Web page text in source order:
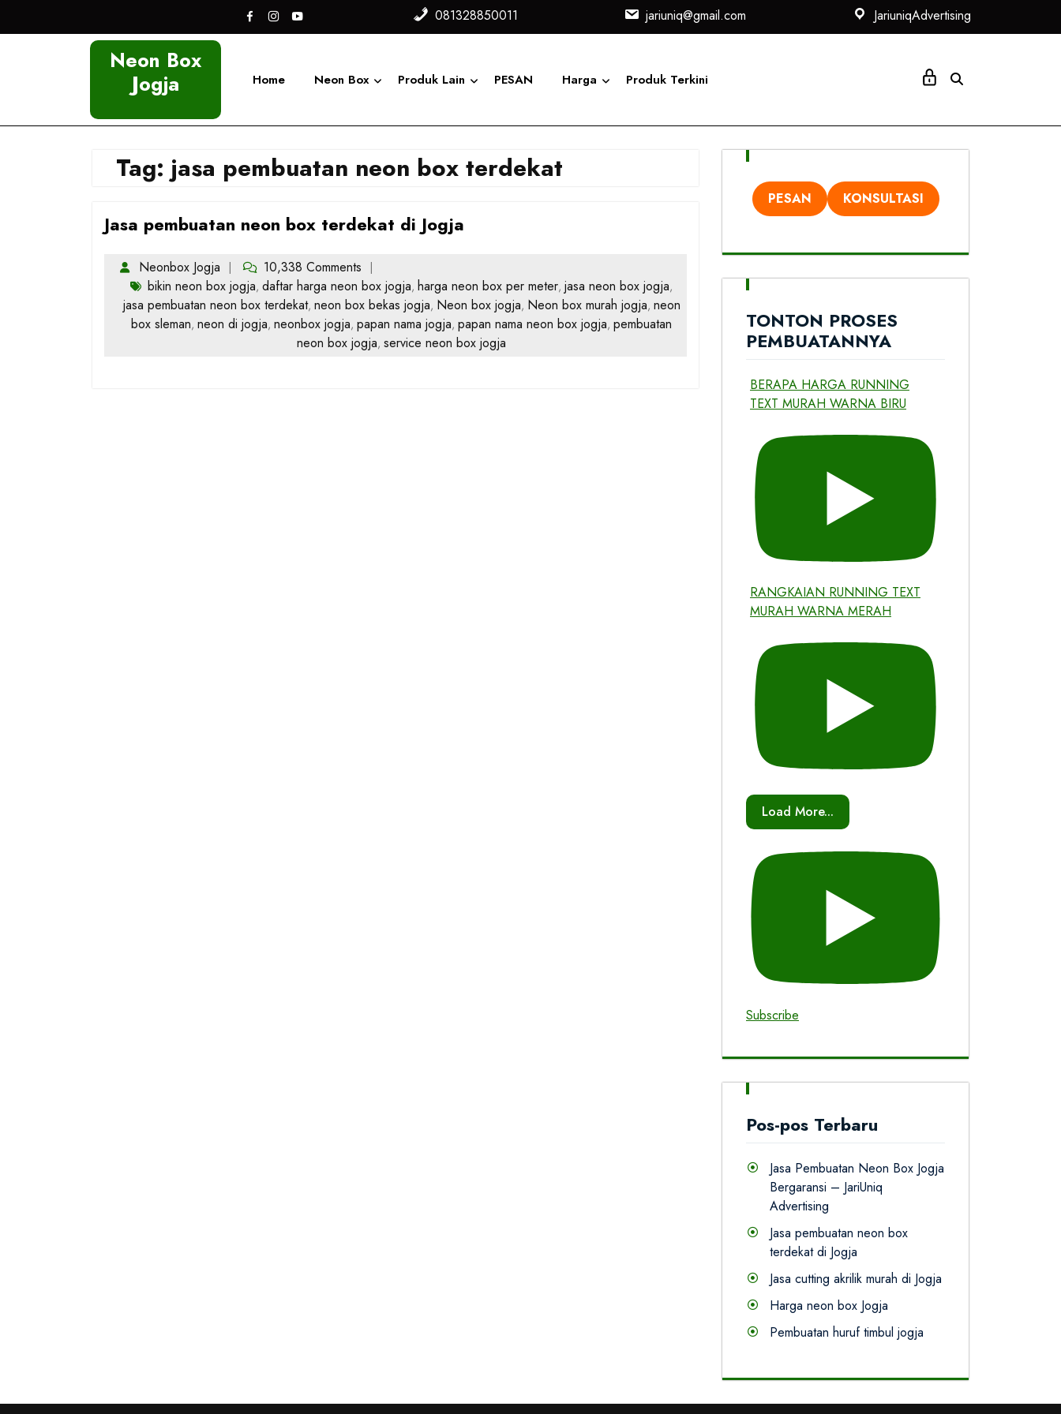
081328850011 jariuniq@gmail.com JariuniqAdvertising
Neon Box
Jogja
Home Neon Box Produk Lain PESAN Harga Produk Terkini
Tag: jasa pembuatan neon box terdekat
Jasa pembuatan neon box terdekat di Jogja
Neonbox Jogja
10,338 Comments
bikin neon box jogja, daftar harga neon box jogja, harga neon box per meter, jasa neon box jogja,
jasa pembuatan neon box terdekat, neon box bekas jogja, Neon box jogja, Neon box murah jogja, neon
box sleman, neon di jogja, neonbox jogja, papan nama jogja, papan nama neon box jogja, pembuatan
neon box jogja, service neon box jogja
PESAN KONSULTASI
TONTON PROSES
PEMBUATANNYA
BERAPA HARGA RUNNING
TEXT MURAH WARNA BIRU
RANGKAIAN RUNNING TEXT
MURAH WARNA MERAH
Load More...
Subscribe
Pos-pos Terbaru
Jasa Pembuatan Neon Box Jogja
Bergaransi – JariUniq
Advertising
Jasa pembuatan neon box
terdekat di Jogja
Jasa cutting akrilik murah di Jogja
Harga neon box Jogja
Pembuatan huruf timbul jogja